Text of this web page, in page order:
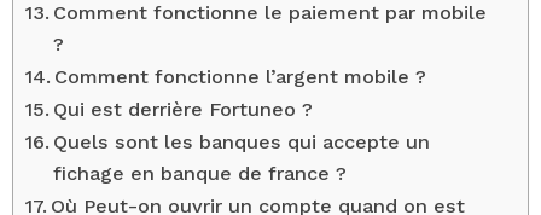
Comment fonctionne le paiement par mobile
?
Comment fonctionne l’argent mobile ?
Qui est derrière Fortuneo ?
Quels sont les banques qui accepte un
fichage en banque de france ?
Où Peut-on ouvrir un compte quand on est